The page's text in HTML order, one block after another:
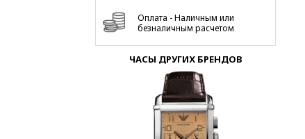
Оплата - Наличным или
безналичным расчетом
ЧАСЫ ДРУГИХ БРЕНДОВ